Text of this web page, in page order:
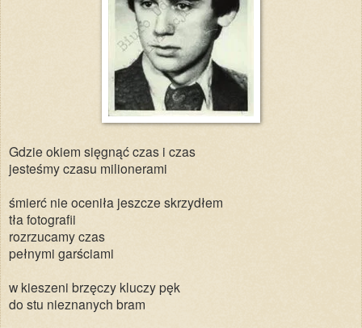
Gdzie okiem sięgnąć czas i czas
jesteśmy czasu milionerami
śmierć nie oceniła jeszcze skrzydłem
tła fotografii
rozrzucamy czas
pełnymi garściami
w kieszeni brzęczy kluczy pęk
do stu nieznanych bram